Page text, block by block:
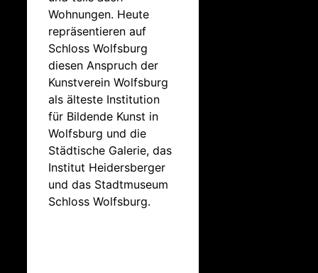
Wohnungen. Heute
repräsentieren auf
Schloss Wolfsburg
diesen Anspruch der
Kunstverein Wolfsburg
als älteste Institution
für Bildende Kunst in
Wolfsburg und die
Städtische Galerie, das
Institut Heidersberger
und das Stadtmuseum
Schloss Wolfsburg.